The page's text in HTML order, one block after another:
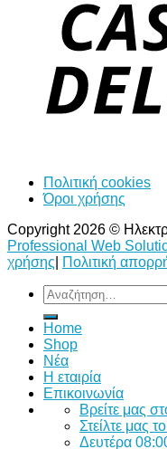
Πολιτική cookies
Όροι χρήσης
Copyright 2026 ©
Professional Web
χρήσης
Πολιτική
Αναζήτηση
για:
Home
Shop
Νέα
Η εταιρία
Επικοινωνία
Bρείτε μας
Στείλτε μας
Δευτέρα